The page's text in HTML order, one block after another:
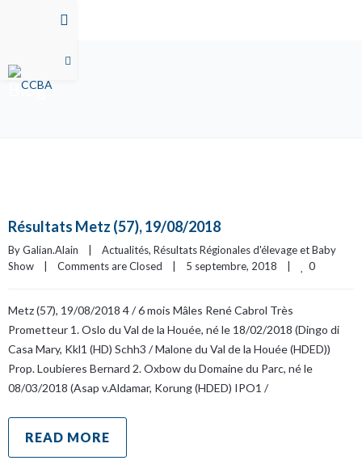
Blog
Résultats Metz (57), 19/08/2018
By Galian.Alain Actualités, Résultats Régionales d'élevage et Baby
Show
Comments are Closed 5 septembre, 2018 0
Metz (57), 19/08/2018 4 / 6 mois Mâles René Cabrol Très
Prometteur 1. Oslo du Val de la Houée, né le 18/02/2018 (Dingo di
Casa Mary, Kkl1 (HD) Schh3 / Malone du Val de la Houée (HDED))
Prop. Loubieres Bernard 2. Oxbow du Domaine du Parc, né le
08/03/2018 (Asap v.Aldamar, Korung (HDED) IPO1 /
READ MORE